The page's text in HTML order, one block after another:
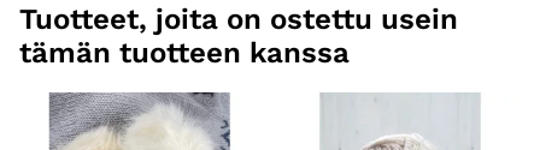
Tuotteet, joita on ostettu usein
tämän tuotteen kanssa